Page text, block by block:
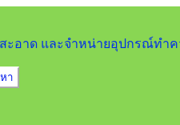
ะอาด และจำหน่ายอุปกรณ์ทำ
า